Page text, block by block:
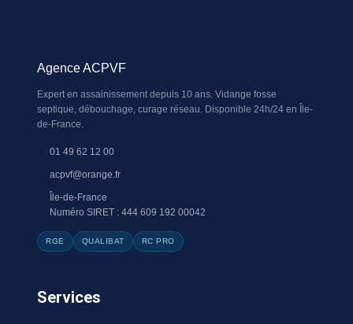
Agence ACPVF
Expert en assainissement depuis 10 ans. Vidange fosse
septique, débouchage, curage réseau. Disponible 24h/24 en Île-
de-France.
01 49 62 12 00
acpvf@orange.fr
Île-de-France
Numéro SIRET : 444 609 192 00042
RGE QUALIBAT RC PRO
Services